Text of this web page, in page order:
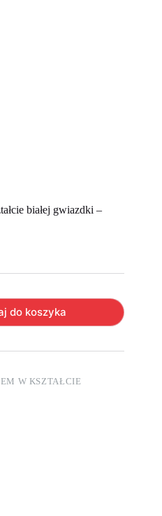
białej gwiazdki –
do koszyka
W KSZTAŁCIE